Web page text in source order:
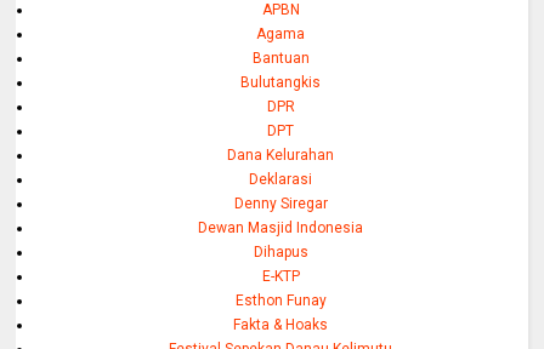
APBN
Agama
Bantuan
Bulutangkis
DPR
DPT
Dana Kelurahan
Deklarasi
Denny Siregar
Dewan Masjid Indonesia
Dihapus
E-KTP
Esthon Funay
Fakta & Hoaks